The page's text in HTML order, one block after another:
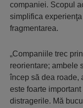
companiei. Scopul
simplifica
fragmentarea.
„Companiile trec
reorientare; ambele
încep să dea roade,
este foarte
distragerile. Mă